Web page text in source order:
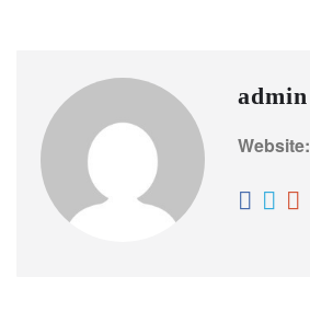
admin
Website: